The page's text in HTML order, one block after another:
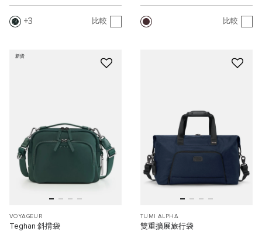
3 比較 比較
新貨
VOYAGEUR
Teghan 斜揹袋
TUMI ALPHA
雙重擴展旅行袋